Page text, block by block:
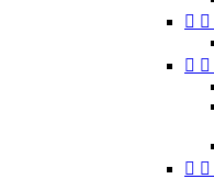
 
 
 